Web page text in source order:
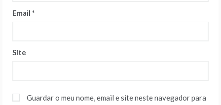
Email *
Site
Guardar o meu nome, email e site neste navegador para